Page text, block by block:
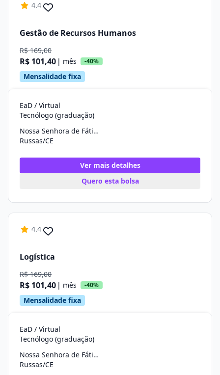
4.4
Gestão de Recursos Humanos
R$ 169,00
R$ 101,40 | mês -40%
Mensalidade fixa
EaD / Virtual
Tecnólogo (graduação)
Nossa Senhora de Fátima
Russas/CE
Ver mais detalhes
Quero esta bolsa
4.4
Logística
R$ 169,00
R$ 101,40 | mês -40%
Mensalidade fixa
EaD / Virtual
Tecnólogo (graduação)
Nossa Senhora de Fátima
Russas/CE